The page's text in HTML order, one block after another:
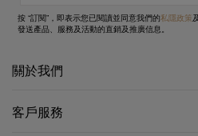
按 “訂閱”，即表示您已閱讀並同意我們的私隱政策
發送產品、服務及活動的直銷及推廣信息。
關於我們
客戶服務